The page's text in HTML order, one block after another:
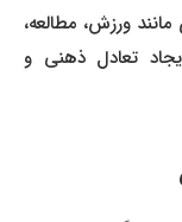
ورزش، مطالعه،
تعادل ذهنی و